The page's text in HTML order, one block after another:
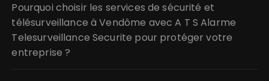
Pourquoi choisir les services de sécurité et
télésurveillance à Vendôme avec A T S Alarme
Telesurveillance Securite pour protéger votre
entreprise ?